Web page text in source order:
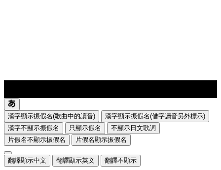
漢字顯示振假名(歌曲中的讀音)
漢字顯示振假名(借字讀音另外標示)
漢字不顯示振假名
只顯示假名
不顯示日文歌詞
片假名不顯示振假名
片假名顯示振假名
翻譯顯示中文 翻譯顯示英文 翻譯不顯示